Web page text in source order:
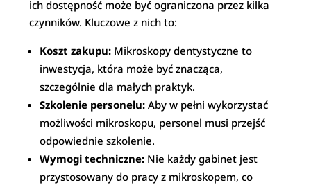
ich dostępność może być ograniczona przez kilka
czynników. Kluczowe z nich to:
Koszt zakupu: Mikroskopy dentystyczne to
inwestycja, która może być znacząca,
szczególnie dla małych praktyk.
Szkolenie personelu: Aby w pełni wykorzystać
możliwości mikroskopu, personel musi przejść
odpowiednie szkolenie.
Wymogi techniczne: Nie każdy gabinet jest
przystosowany do pracy z mikroskopem, co